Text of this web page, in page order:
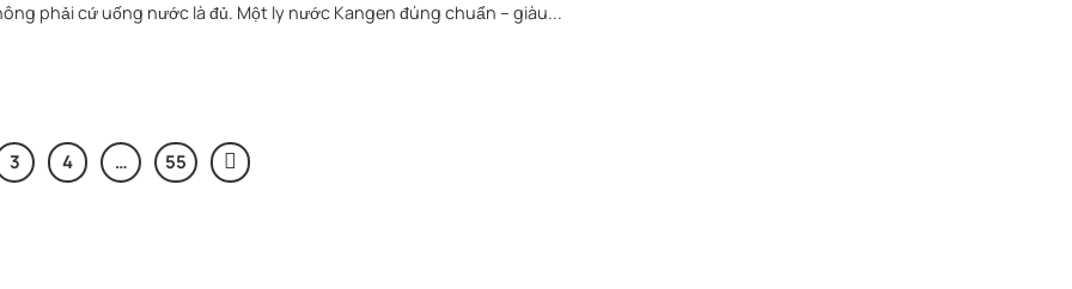
phải cứ uống nước là đủ. Một ly nước Kangen đúng chuẩn – giàu...
3 4 … 55